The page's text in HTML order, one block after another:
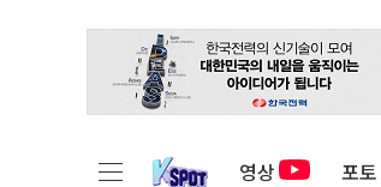
영상 포토